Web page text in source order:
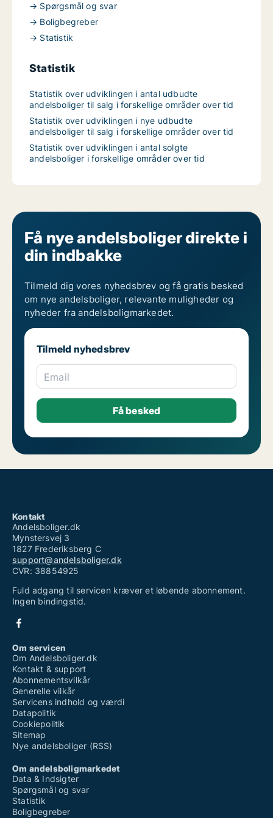
→ Spørgsmål og svar
→ Boligbegreber
→ Statistik
Statistik
Statistik over udviklingen i antal udbudte
andelsboliger til salg i forskellige områder over tid
Statistik over udviklingen i nye udbudte
andelsboliger til salg i forskellige områder over tid
Statistik over udviklingen i antal solgte
andelsboliger i forskellige områder over tid
Få nye andelsboliger direkte i
din indbakke
Tilmeld dig vores nyhedsbrev og få gratis besked
om nye andelsboliger, relevante muligheder og
nyheder fra andelsboligmarkedet.
Tilmeld nyhedsbrev
Email
Kontakt
Andelsboliger.dk
Mynstersvej 3
1827 Frederiksberg C
support@andelsboliger.dk
CVR: 38854925
Fuld adgang til servicen kræver et løbende abonnement.
Ingen bindingstid.
Om servicen
Om Andelsboliger.dk
Kontakt & support
Abonnementsvilkår
Generelle vilkår
Servicens indhold og værdi
Datapolitik
Cookiepolitik
Sitemap
Nye andelsboliger (RSS)
Om andelsboligmarkedet
Data & Indsigter
Spørgsmål og svar
Statistik
Boligbegreber